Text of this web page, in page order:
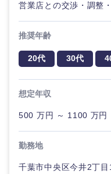
大阪府
営業店との交渉・調整
推奨年齢
20代 30代
想定年収
500 万円 ～ 1100 万円
勤務地
千葉市中央区今井2丁